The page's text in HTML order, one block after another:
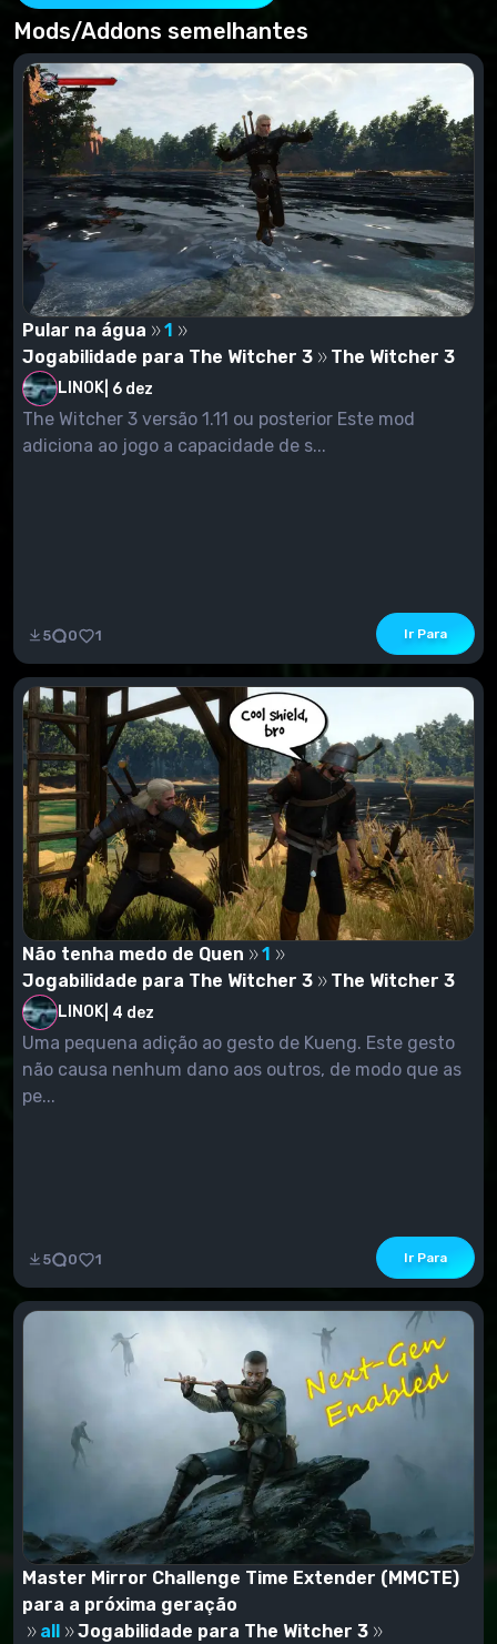
Mods/Addons semelhantes
Pular na água
1
Jogabilidade para The Witcher 3
The Witcher 3
LINOK 6 dez
The Witcher 3 versão 1.11 ou posterior Este mod
adiciona ao jogo a capacidade de s...
5 0 1 Ir Para
Não tenha medo de Quen
1
Jogabilidade para The Witcher 3
The Witcher 3
LINOK 4 dez
Uma pequena adição ao gesto de Kueng. Este gesto
não causa nenhum dano aos outros, de modo que as
pe...
5 0 1 Ir Para
Master Mirror Challenge Time Extender (MMCTE)
para a próxima geração
all
Jogabilidade para The Witcher 3